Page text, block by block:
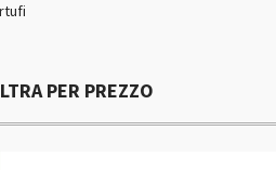
PER PREZZO